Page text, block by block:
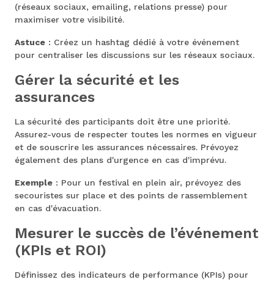
(réseaux sociaux, emailing, relations presse) pour
maximiser votre visibilité.
Astuce : Créez un hashtag dédié à votre événement
pour centraliser les discussions sur les réseaux sociaux.
Gérer la sécurité et les
assurances
La sécurité des participants doit être une priorité.
Assurez-vous de respecter toutes les normes en vigueur
et de souscrire les assurances nécessaires. Prévoyez
également des plans d'urgence en cas d'imprévu.
Exemple : Pour un festival en plein air, prévoyez des
secouristes sur place et des points de rassemblement
en cas d'évacuation.
Mesurer le succès de l’événement
(KPIs et ROI)
Définissez des indicateurs de performance (KPIs) pour